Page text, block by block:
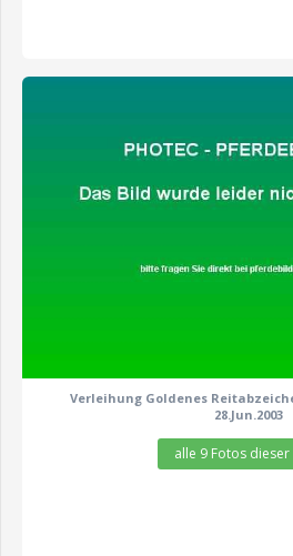
Verleihung Goldenes
28.Jun.2003
alle 9 Fotos dieser